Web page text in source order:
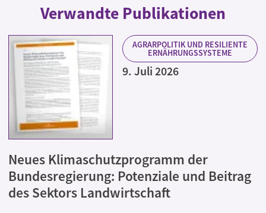
Verwandte Publikationen
AGRARPOLITIK UND RESILIENTE
ERNÄHRUNGSSYSTEME
9. Juli 2026
Neues Klimaschutzprogramm der
Bundesregierung: Potenziale und Beitrag
des Sektors Landwirtschaft